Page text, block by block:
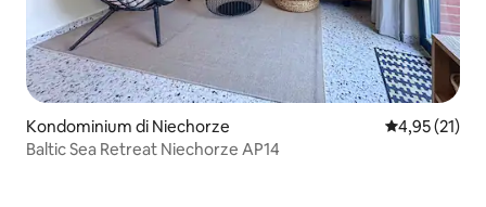
Kondominium di Niechorze Nilai rata-
4,95 (21)
Baltic Sea Retreat Niechorze AP14